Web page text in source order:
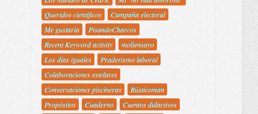
Queridos científicos
Campaña electoral
Me gustaría
PisandoCharcos
Recent Keyword activity
moliensayo
Los días iguales
Praderismo laboral
Colaboraciones estelares
Conversaciones piscineras
Rústicoman
Propósitos
Cuaderno
Cuentos didactivos